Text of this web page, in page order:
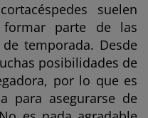
suelen
formar parte de las
temporada. Desde
posibilidades de
por lo que es
para asegurarse de